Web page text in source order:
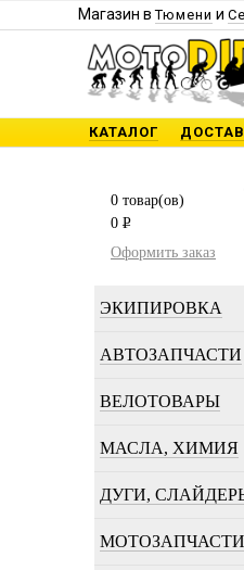
Магазин вТюмени и
КАТАЛОГ
0 товар(ов)
0 P
Оформить заказ
ЭКИПИРОВКА
АВТОЗАПЧАСТИ
ВЕЛОТОВАРЫ
МАСЛА, ХИМИЯ
ДУГИ,
МОТОЗАПЧАСТИ